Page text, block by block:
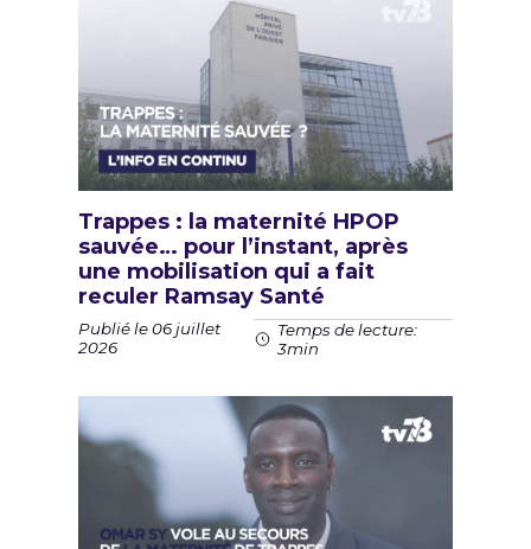
Trappes : la maternité HPOP
sauvée… pour l’instant, après
une mobilisation qui a fait
reculer Ramsay Santé
Publié le 06 juillet
2026
Temps de lecture:
3min